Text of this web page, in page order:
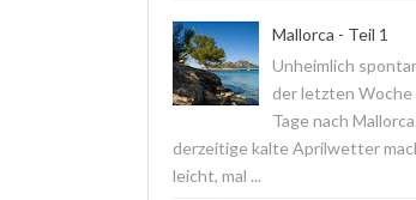
Mallorca - Teil 1
Unheimlich
der letzten Woche
Tage nach
derzeitige kalte Aprilwetter
leicht, mal ...